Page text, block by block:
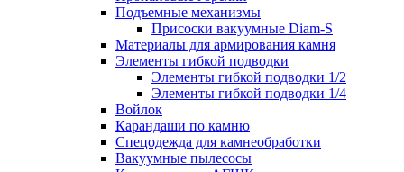
Подъeмные механизмы
Присоски вакуумные Diam-S
Материалы для армирования камня
Элементы гибкой подводки
Элементы гибкой подводки 1/2
Элементы гибкой подводки 1/4
Войлок
Карандаши по камню
Спецодежда для камнеобработки
Вакуумные пылесосы